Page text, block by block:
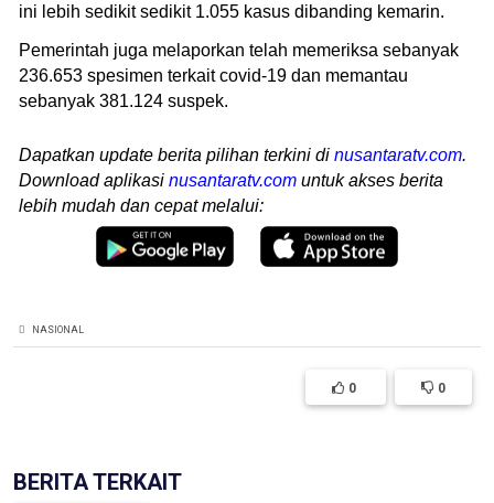
ini lebih sedikit sedikit 1.055 kasus dibanding kemarin.
Pemerintah juga melaporkan telah memeriksa sebanyak
236.653 spesimen terkait covid-19 dan memantau
sebanyak 381.124 suspek.
Dapatkan update berita pilihan terkini di nusantaratv.com.
Download aplikasi nusantaratv.com untuk akses berita
lebih mudah dan cepat melalui:
NASIONAL
0 0
BERITA TERKAIT